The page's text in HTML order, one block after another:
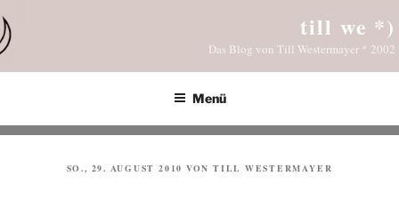
Inhalt
springen
till we *)
Das Blog von Till Westermayer * 2002
Menü
VERÖFFENTLICHT
SO., 29. AUGUST 2010 VON TILL WESTERMAYER